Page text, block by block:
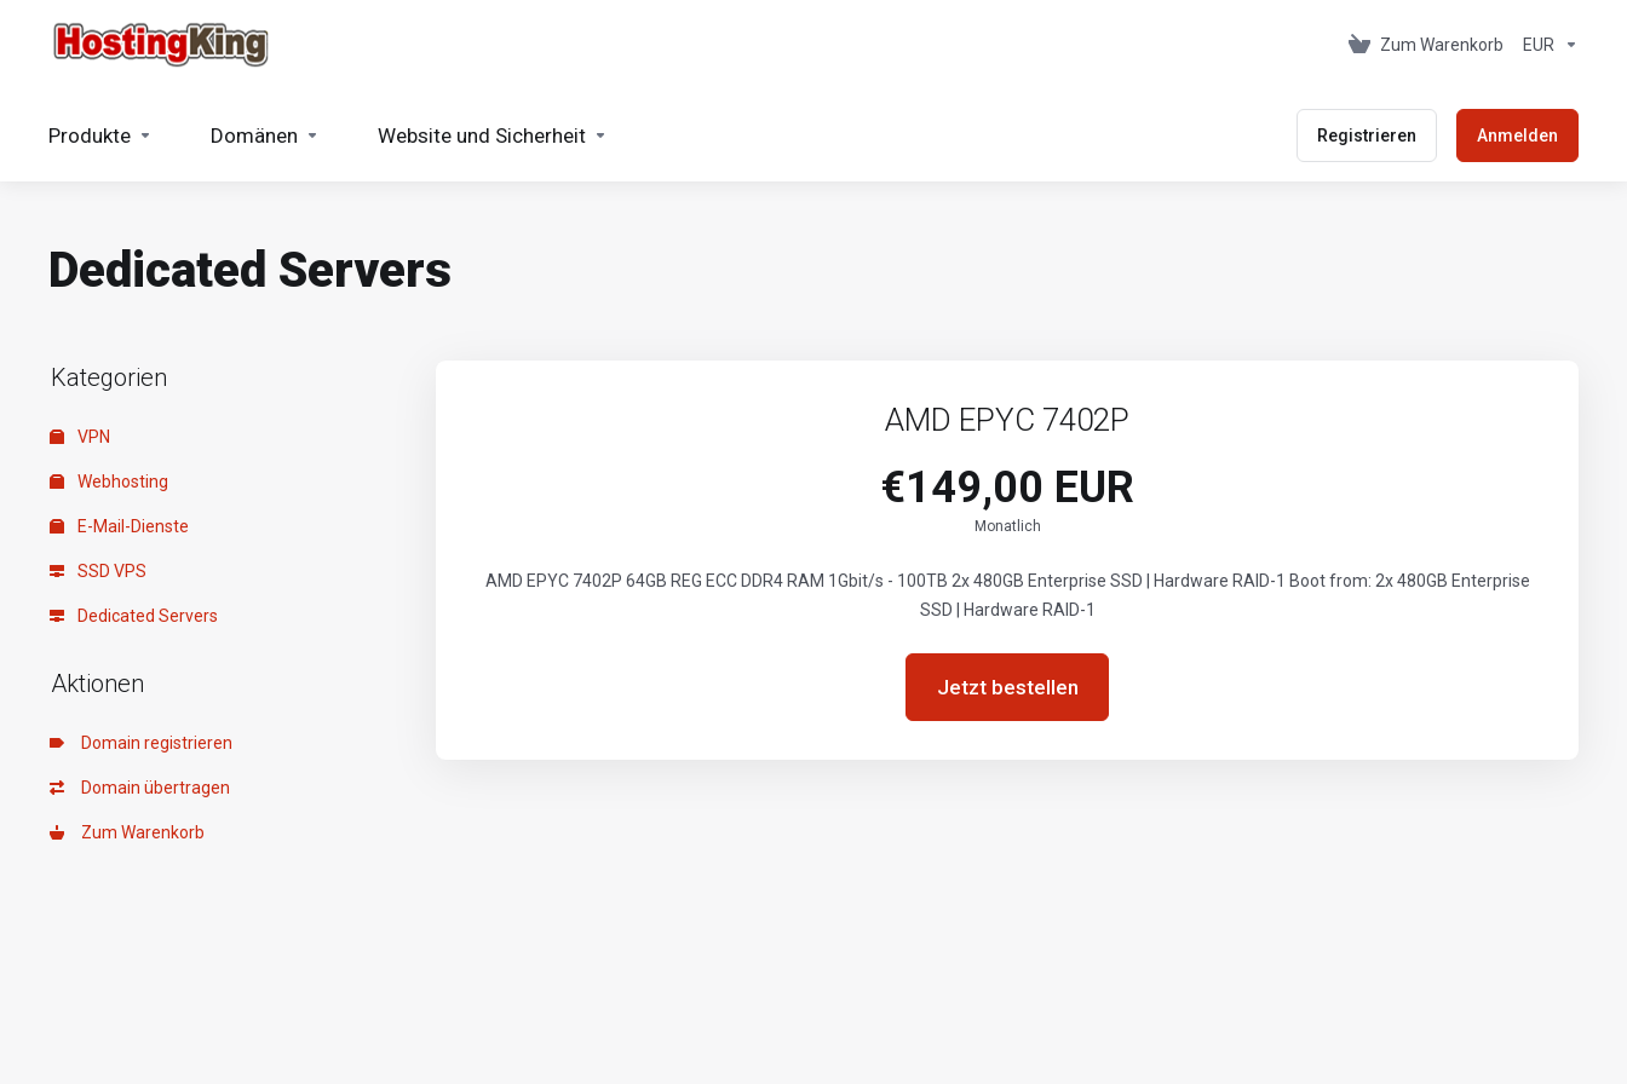
Zum Warenkorb EUR
Produkte Domänen Website und Sicherheit Registrieren Anmelden
Dedicated Servers
Kategorien
VPN
Webhosting
E-Mail-Dienste
SSD VPS
Dedicated Servers
Aktionen
Domain registrieren
Domain übertragen
Zum Warenkorb
AMD EPYC 7402P
€149,00 EUR
Monatlich
AMD EPYC 7402P 64GB REG ECC DDR4 RAM 1Gbit/s - 100TB 2x 480GB Enterprise SSD | Hardware RAID-1 Boot from: 2x 480GB Enterprise
SSD | Hardware RAID-1
Jetzt bestellen